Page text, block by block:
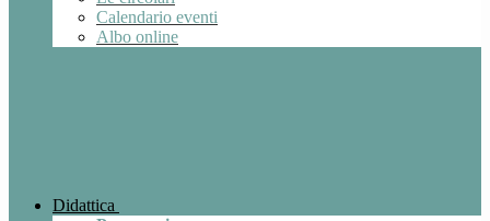
Calendario eventi
Albo online
Didattica